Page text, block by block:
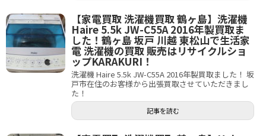
【家電買取 洗濯機買取 鶴ヶ島】洗濯機
Haire 5.5k JW-C55A 2016年製買取ま
した！鶴ヶ島 坂戸 川越 東松山で生活家
電 洗濯機の買取 販売はリサイクルショ
ップKARAKURI！
洗濯機 Haire 5.5k JW-C55A 2016年製買取ました！ 坂
戸市在住のお客様から出張買取させていただきまし
た！
記事を読む